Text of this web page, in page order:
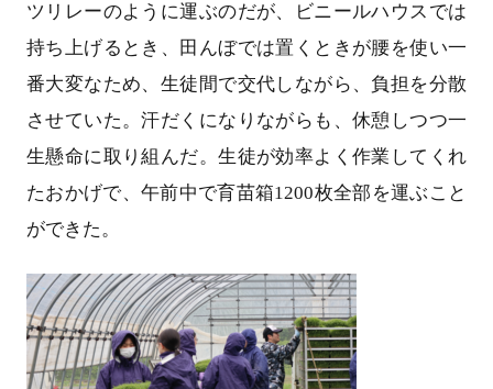
ツリレーのように運ぶのだが、ビニールハウスでは
持ち上げるとき、田んぼでは置くときが腰を使い一
番大変なため、生徒間で交代しながら、負担を分散
させていた。汗だくになりながらも、休憩しつつ一
生懸命に取り組んだ。生徒が効率よく作業してくれ
たおかげで、午前中で育苗箱1200枚全部を運ぶこと
ができた。